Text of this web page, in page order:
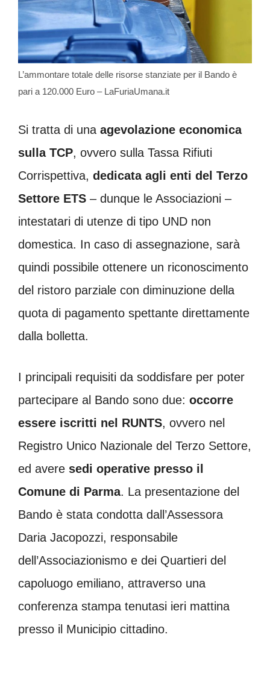
L’ammontare totale delle risorse stanziate per il Bando è
pari a 120.000 Euro – LaFuriaUmana.it
Si tratta di una agevolazione economica
sulla TCP, ovvero sulla Tassa Rifiuti
Corrispettiva, dedicata agli enti del Terzo
Settore ETS – dunque le Associazioni –
intestatari di utenze di tipo UND non
domestica. In caso di assegnazione, sarà
quindi possibile ottenere un riconoscimento
del ristoro parziale con diminuzione della
quota di pagamento spettante direttamente
dalla bolletta.
I principali requisiti da soddisfare per poter
partecipare al Bando sono due: occorre
essere iscritti nel RUNTS, ovvero nel
Registro Unico Nazionale del Terzo Settore,
ed avere sedi operative presso il
Comune di Parma. La presentazione del
Bando è stata condotta dall’Assessora
Daria Jacopozzi, responsabile
dell’Associazionismo e dei Quartieri del
capoluogo emiliano, attraverso una
conferenza stampa tenutasi ieri mattina
presso il Municipio cittadino.